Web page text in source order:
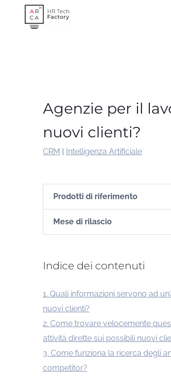
Agenzie per il
nuovi clienti?
CRM | Intelligenza Artificiale
Prodotti di riferimento
Mese di rilascio
Indice dei contenuti
1. Quali informazioni servono ad
nuovi clienti?
2. Come trovare velocemente
attività dirette sui possibili nuovi
3. Come funziona la ricerca degli
competitor?